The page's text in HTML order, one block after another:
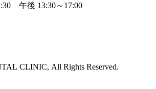
午後 13:30～17:00
CLINIC, All Rights Reserved.